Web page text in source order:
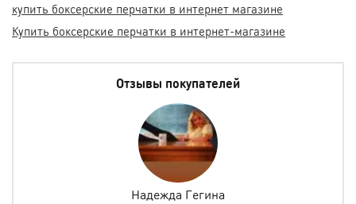
купить боксерские перчатки в интернет магазине
Купить боксерские перчатки в интернет-магазине
Отзывы покупателей
Надежда Гегина